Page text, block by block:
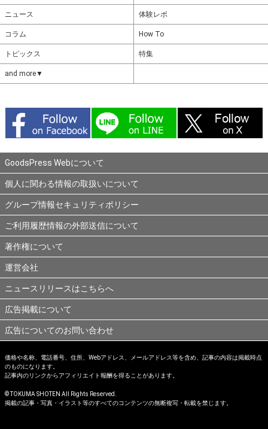
ニュース 体験レポ
コラム How To
トピックス 特集
and more▼
GoodsPress Webについて
個人に関わる情報の取扱いについて
グループ情報セキュリティポリシー
ご利用履歴情報の外部送信について
著作権について
運営会社
ニュースリリースはこちらへ
広告掲載について
広告についてのお問い合わせ
価格や名称、電話番号、住所、Webアドレス、メールアドレス等を含め、記事の内容は掲載時点
のものになります。
記事内のリンクからアフィリエイト報酬を得ることがあります。
© TOKUMA SHOTEN All Rights Reserved.
掲載の記事・写真・イラスト等のすべてのコンテンツの無断複写・転載を禁じます。